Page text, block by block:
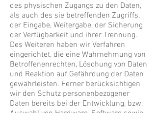
des physischen Zugangs zu den Daten,
als auch des sie betreffenden Zugriffs,
der Eingabe, Weitergabe, der Sicherung
der Verfügbarkeit und ihrer Trennung.
Des Weiteren haben wir Verfahren
eingerichtet, die eine Wahrnehmung von
Betroffenenrechten, Löschung von Daten
und Reaktion auf Gefährdung der Daten
gewährleisten. Ferner berücksichtigen
wir den Schutz personenbezogener
Daten bereits bei der Entwicklung, bzw.